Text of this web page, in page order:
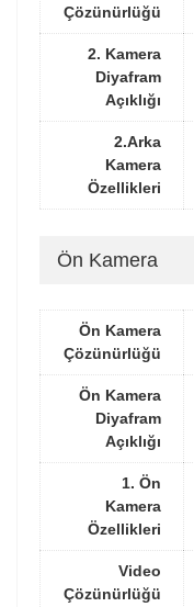
Çözünürlüğü
2. Kamera
Diyafram
Açıklığı
2.Arka
Kamera
Özellikleri
Ön Kamera
Ön Kamera
Çözünürlüğü
Ön Kamera
Diyafram
Açıklığı
1. Ön
Kamera
Özellikleri
Video
Çözünürlüğü